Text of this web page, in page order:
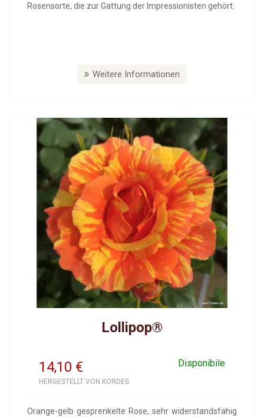
Rosensorte, die zur Gattung der Impressionisten gehört.
Weitere Informationen
Lollipop®
14,10 Disponibile
€
HERGESTELLT VON KORDES
Orange-gelb gesprenkelte Rose, sehr widerstandsfähig